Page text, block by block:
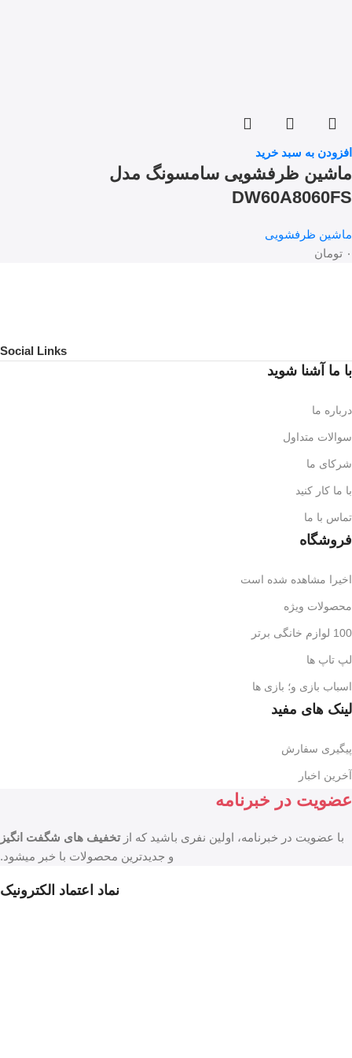
افزودن به سبد خرید
ماشین ظرفشویی سامسونگ مدل
DW60A8060FS
ماشین ظرفشویی
۰ تومان
Social Links
با ما آشنا شوید
درباره ما
سوالات متداول
شرکای ما
با ما کار کنید
تماس با ما
فروشگاه
اخیرا مشاهده شده است
محصولات ویژه
100 لوازم خانگی برتر
لپ تاپ ها
اسباب بازی و؛ بازی ها
لینک های مفید
پیگیری سفارش
آخرین اخبار
عضویت در خبرنامه
با عضویت در خبرنامه، اولین نفری باشید که ازتخفیف های شگفت انگیز
و جدیدترین محصولات با خبر میشود.
نماد اعتماد الکترونیک